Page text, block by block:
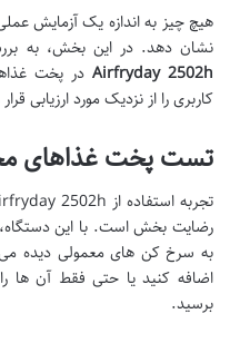
هیچ چیز به اندازه یک آزمایش
نشان دهد. در این بخش، به
Airfryday 2502hدر پخت
کاربری را از نزدیک مورد ارزیابی
تست پخت غذاهای
رضایت بخش است. با این
به سرخ کن های معمولی دیده
اضافه کنید یا حتی فقط آن ها
برسید.